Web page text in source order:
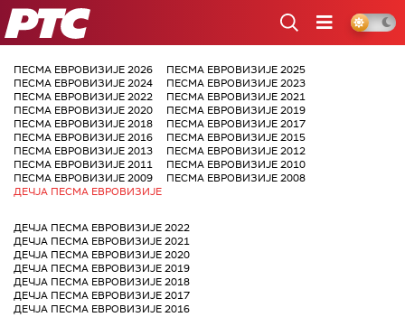
РТС
ПЕСМА ЕВРОВИЗИЈЕ 2026
ПЕСМА ЕВРОВИЗИЈЕ 2025
ПЕСМА ЕВРОВИЗИЈЕ 2024
ПЕСМА ЕВРОВИЗИЈЕ 2023
ПЕСМА ЕВРОВИЗИЈЕ 2022
ПЕСМА ЕВРОВИЗИЈЕ 2021
ПЕСМА ЕВРОВИЗИЈЕ 2020
ПЕСМА ЕВРОВИЗИЈЕ 2019
ПЕСМА ЕВРОВИЗИЈЕ 2018
ПЕСМА ЕВРОВИЗИЈЕ 2017
ПЕСМА ЕВРОВИЗИЈЕ 2016
ПЕСМА ЕВРОВИЗИЈЕ 2015
ПЕСМА ЕВРОВИЗИЈЕ 2013
ПЕСМА ЕВРОВИЗИЈЕ 2012
ПЕСМА ЕВРОВИЗИЈЕ 2011
ПЕСМА ЕВРОВИЗИЈЕ 2010
ПЕСМА ЕВРОВИЗИЈЕ 2009
ПЕСМА ЕВРОВИЗИЈЕ 2008
ДЕЧЈА ПЕСМА ЕВРОВИЗИЈЕ
ДЕЧЈА ПЕСМА ЕВРОВИЗИЈЕ 2022
ДЕЧЈА ПЕСМА ЕВРОВИЗИЈЕ 2021
ДЕЧЈА ПЕСМА ЕВРОВИЗИЈЕ 2020
ДЕЧЈА ПЕСМА ЕВРОВИЗИЈЕ 2019
ДЕЧЈА ПЕСМА ЕВРОВИЗИЈЕ 2018
ДЕЧЈА ПЕСМА ЕВРОВИЗИЈЕ 2017
ДЕЧЈА ПЕСМА ЕВРОВИЗИЈЕ 2016